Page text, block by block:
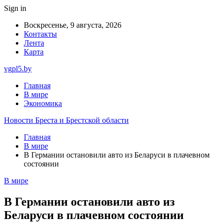
Sign in
Воскресенье, 9 августа, 2026
Контакты
Лента
Карта
vgpl5.by
Главная
В мире
Экономика
Новости Бреста и Брестской области
Главная
В мире
В Германии остановили авто из Беларуси в плачевном
состоянии
В мире
В Германии остановили авто из
Беларуси в плачевном состоянии